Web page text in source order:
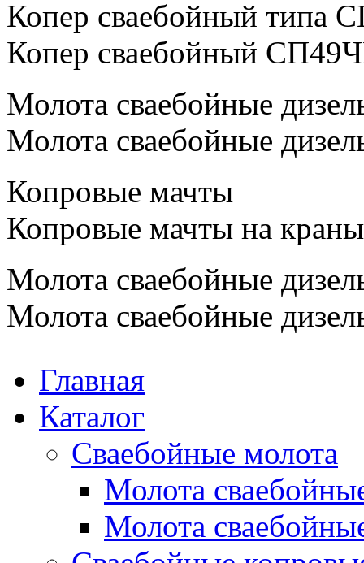
Копер сваебойный типа
Копер сваебойный
Молота сваебойные
Молота сваебойные
Копровые мачты
Копровые мачты на краны
Молота сваебойные
Молота сваебойные
Главная
Каталог
Сваебойные молота
Молота
Молота